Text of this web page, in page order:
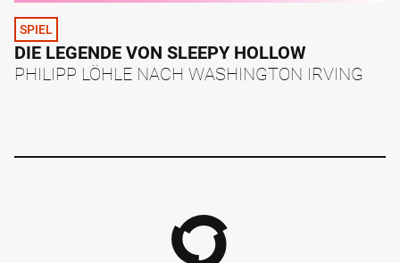
SPIEL
DIE LEGENDE VON SLEEPY HOLLOW
PHILIPP LÖHLE NACH WASHINGTON IRVING